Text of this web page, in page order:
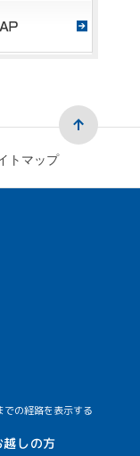
トマップ
での経路を表示する
しの方